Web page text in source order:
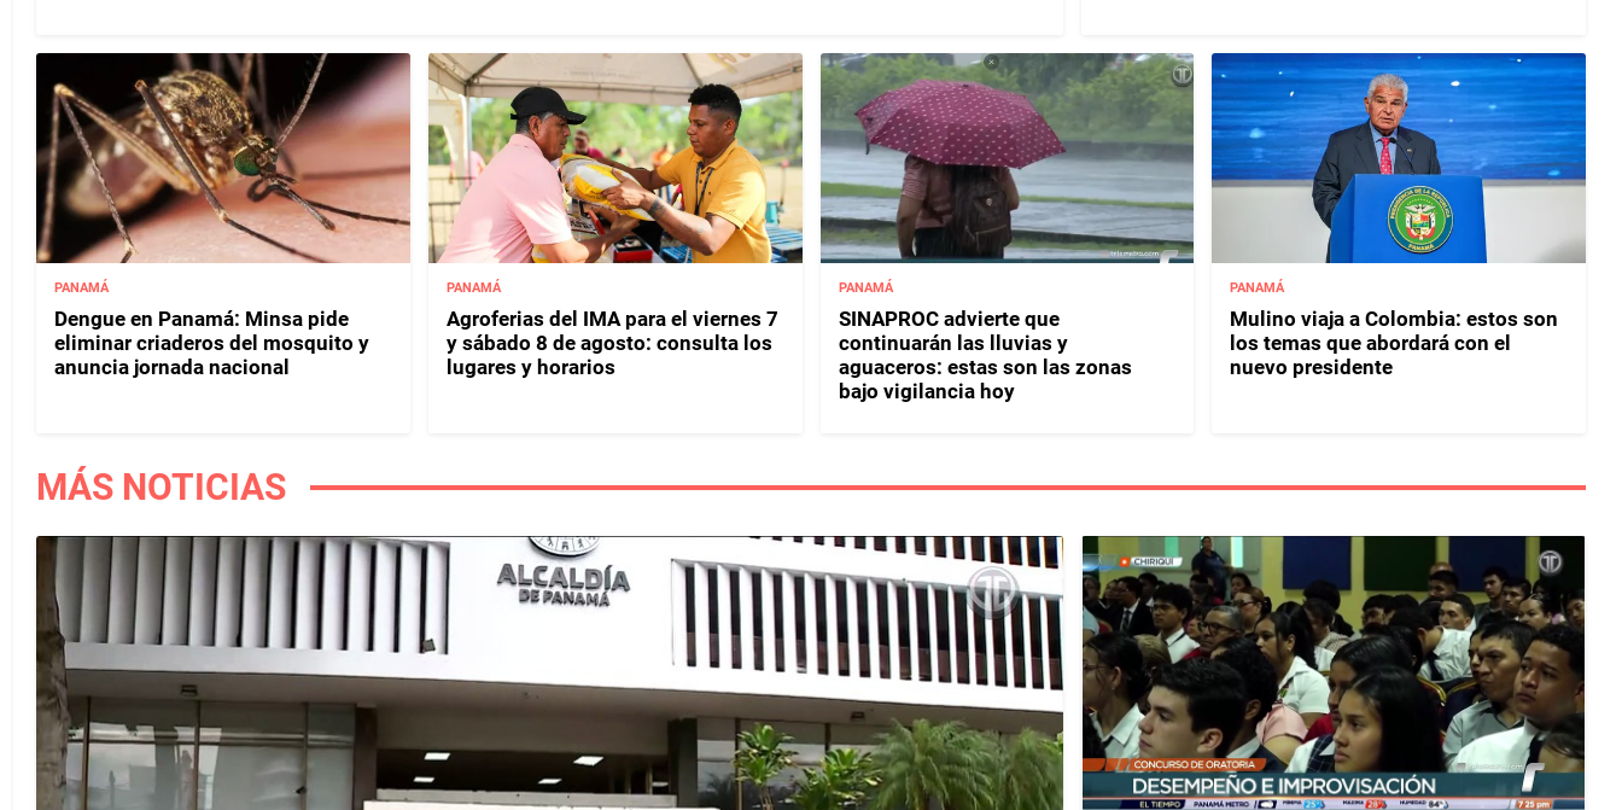
PANAMÁ
Dengue en Panamá: Minsa pide
eliminar criaderos del mosquito y
anuncia jornada nacional
PANAMÁ
Agroferias del IMA para el viernes 7
y sábado 8 de agosto: consulta los
lugares y horarios
PANAMÁ
SINAPROC advierte que
continuarán las lluvias y
aguaceros: estas son las zonas
bajo vigilancia hoy
PANAMÁ
Mulino viaja a Colombia: estos son
los temas que abordará con el
nuevo presidente
MÁS NOTICIAS